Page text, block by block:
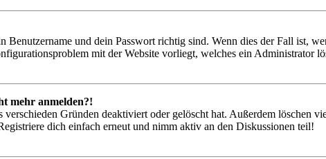
und dein Passwort richtig sind. Wenn dies der Fall ist,
mit der Website vorliegt, welches ein Administrator
mehr anmelden?!
Gründen deaktiviert oder gelöscht hat. Außerdem löschen
dich einfach erneut und nimm aktiv an den Diskussionen teil!